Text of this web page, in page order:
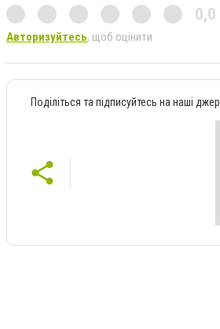
0,0
Авторизуйтесь, щоб оцінити
Поділіться та підписуйтесь на наші